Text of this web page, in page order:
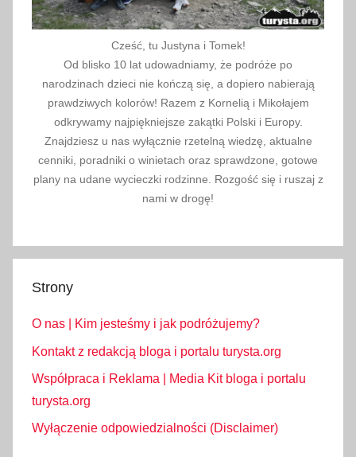
Cześć, tu Justyna i Tomek!
Od blisko 10 lat udowadniamy, że podróże po
narodzinach dzieci nie kończą się, a dopiero nabierają
prawdziwych kolorów! Razem z Kornelią i Mikołajem
odkrywamy najpiękniejsze zakątki Polski i Europy.
Znajdziesz u nas wyłącznie rzetelną wiedzę, aktualne
cenniki, poradniki o winietach oraz sprawdzone, gotowe
plany na udane wycieczki rodzinne. Rozgość się i ruszaj z
nami w drogę!
Strony
O nas | Kim jesteśmy i jak podróżujemy?
Kontakt z redakcją bloga i portalu turysta.org
Współpraca i Reklama | Media Kit bloga i portalu
turysta.org
Wyłączenie odpowiedzialności (Disclaimer)